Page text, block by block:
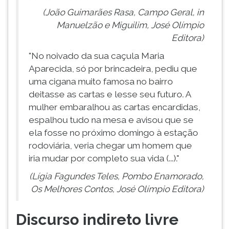
(João Guimarães Rasa, Campo Geral, in
Manuelzão e Miguilim, José Olímpio
Editora)
"No noivado da sua caçula Maria
Aparecida, só por brincadeira, pediu que
uma cigana muito famosa no bairro
deitasse as cartas e lesse seu futuro. A
mulher embaralhou as cartas encardidas,
espalhou tudo na mesa e avisou que se
ela fosse no próximo domingo à estação
rodoviária, veria chegar um homem que
iria mudar por completo sua vida (...)."
(Lígia Fagundes Teles, Pombo Enamorado,
Os Melhores Contos, José Olímpio Editora)
Discurso indireto livre